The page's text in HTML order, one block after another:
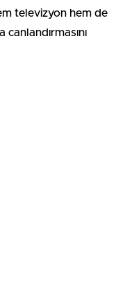
televizyon hem de